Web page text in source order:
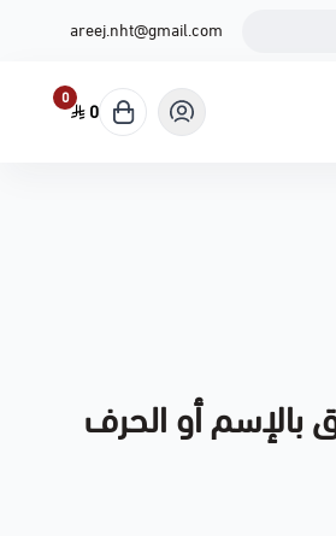
areej.nht@gmail.com
0
0
بالإسم أو الحرف